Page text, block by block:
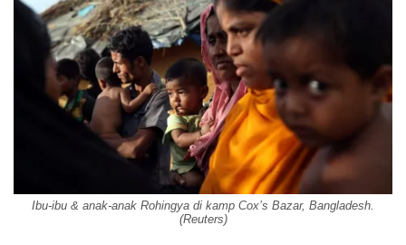
Ibu-ibu & anak-anak Rohingya di kamp Cox’s Bazar, Bangladesh.
(Reuters)